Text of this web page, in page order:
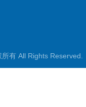
所有 All Rights